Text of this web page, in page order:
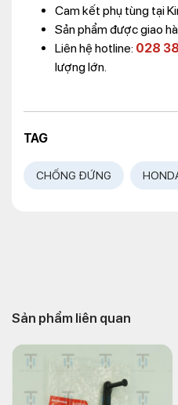
Cam kết phụ tùng tại
Sản phẩm được giao
Liên hệ hotline: 028
lượng lớn.
TAG
CHỐNG ĐỨNG
Sản phẩm liên quan